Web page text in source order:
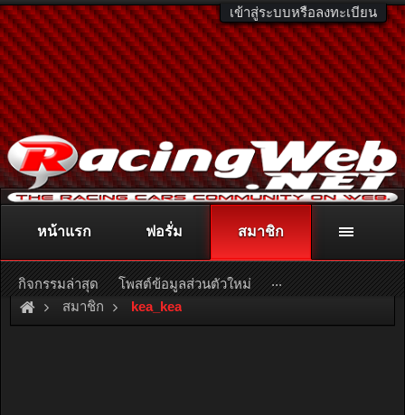
เข้าสู่ระบบหรือลงทะเบียน
ติดต่อลงโฆษณา racingweb@gmail.comหรือโทร. 081-811-1138
หรืออ่านรายละเอียดเพิ่มเติม คลิกที่นี่
สมาชิก kea_kea
หน้าแรก ฟอรั่ม สมาชิก
กิจกรรมล่าสุด โพสต์ข้อมูลส่วนตัวใหม่ ...